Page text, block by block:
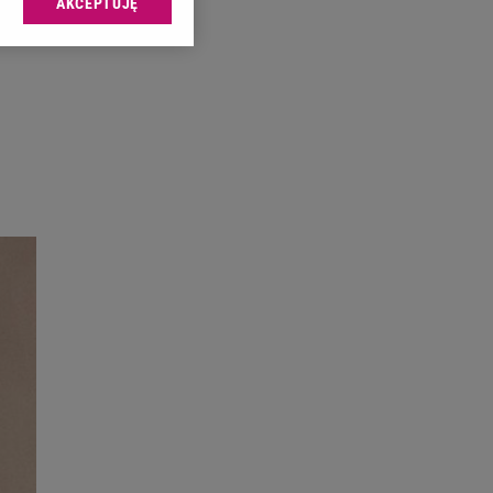
sp. z o.o., jej
celów identyfikacji.